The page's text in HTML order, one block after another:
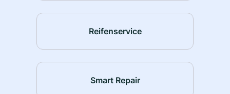
Reifenservice
Smart Repair